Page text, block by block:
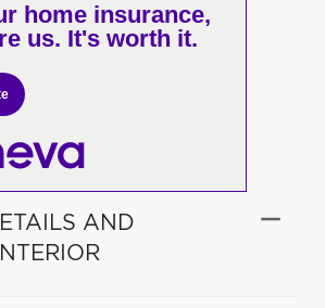
home insurance,
us. It's worth it.
AND